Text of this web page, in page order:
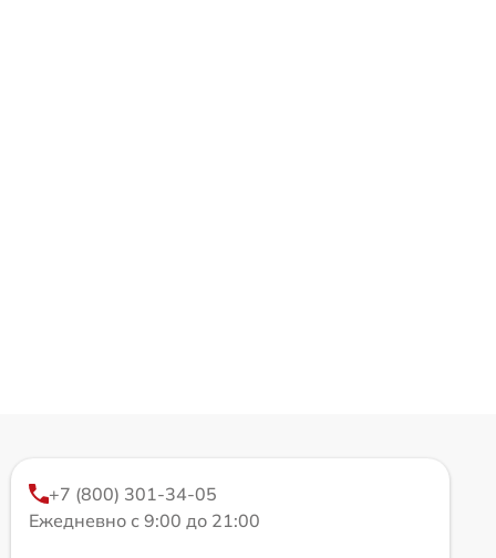
+7 (800) 301-34-05
Ежедневно с 9:00 до 21:00